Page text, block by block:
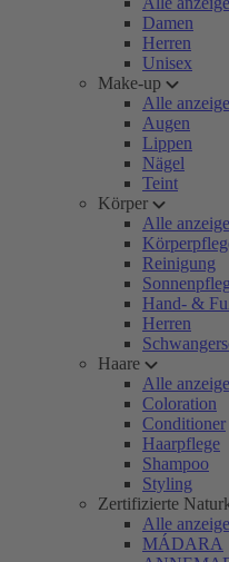
Damen
Herren
Unisex
Make-up
Alle
Augen
Lippen
Nägel
Teint
Körper
Alle
Reinigung
Hand- &
Herren
Haare
Alle
Coloration
Conditioner
Haarpflege
Shampoo
Styling
Zertifizierte
Alle
MÁDARA